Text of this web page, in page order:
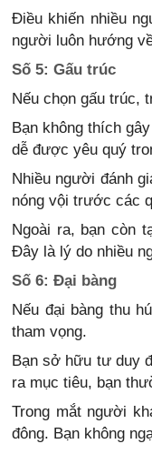
Điều khiến nhiều
người luôn hướng
Số 5: Gấu trúc
Nếu chọn gấu trúc,
Bạn không thích
dễ được yêu quý
Nhiều người đánh
nóng vội trước các
Ngoài ra, bạn còn
Đây là lý do nhiều
Số 6: Đại bàng
Nếu đại bàng thu
tham vọng.
Bạn sở hữu tư duy
ra mục tiêu, bạn
Trong mắt người
đông. Bạn không